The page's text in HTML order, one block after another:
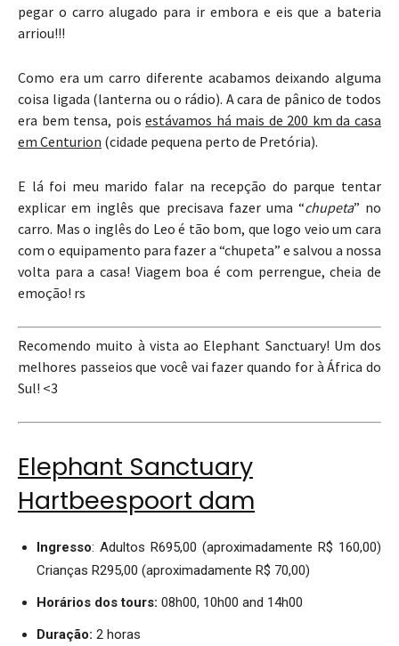
pegar o carro alugado para ir embora e eis que a bateria
arriou!!!
Como era um carro diferente acabamos deixando alguma
coisa ligada (lanterna ou o rádio). A cara de pânico de todos
era bem tensa, poisestávamos há mais de 200 km da casa
em Centurion (cidade pequena perto de Pretória).
E lá foi meu marido falar na recepção do parque tentar
explicar em inglês que precisava fazer uma “chupeta” no
carro. Mas o inglês do Leo é tão bom, que logo veio um cara
com o equipamento para fazer a “chupeta” e salvou a nossa
volta para a casa! Viagem boa é com perrengue, cheia de
emoção! rs
Recomendo muito à vista ao Elephant Sanctuary! Um dos
melhores passeios que você vai fazer quando for à África do
Sul! <3
Elephant Sanctuary
Hartbeespoort dam
Ingresso: Adultos R695,00 (aproximadamente R$ 160,00)
Crianças R295,00 (aproximadamente R$ 70,00)
Horários dos tours: 08h00, 10h00 and 14h00
Duração: 2 horas